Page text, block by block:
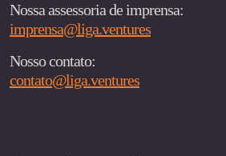
Nossa assessoria de imprensa:
imprensa@liga.ventures
Nosso contato:
contato@liga.ventures